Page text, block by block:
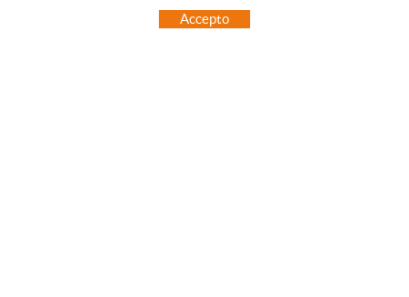
COM UTILITZAR LA NOSTRE BOTIGA ON-LINE
PREGUNTES FREQÜENTS
Accepto